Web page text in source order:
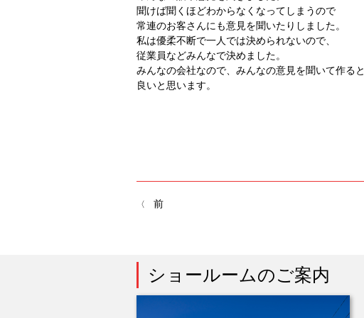
聞けば聞くほどわからなくなってしまうので
常連のお客さんにも意見を聞いたりしました。
私は優柔不断で一人では決められないので、
従業員などみんなで決めました。
みんなの会社なので、みんなの意見を聞いて作ると
良いと思います。
前
ショールームのご案内